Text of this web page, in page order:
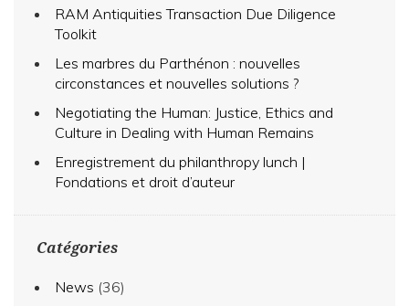
RAM Antiquities Transaction Due Diligence
Toolkit
Les marbres du Parthénon : nouvelles
circonstances et nouvelles solutions ?
Negotiating the Human: Justice, Ethics and
Culture in Dealing with Human Remains
Enregistrement du philanthropy lunch |
Fondations et droit d’auteur
Catégories
News (36)